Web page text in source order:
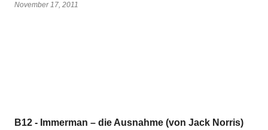
November 17, 2011
B12 - Immerman – die Ausnahme (von Jack Norris)